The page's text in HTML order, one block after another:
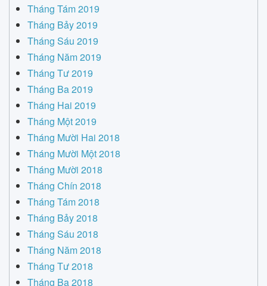
Tháng Tám 2019
Tháng Bảy 2019
Tháng Sáu 2019
Tháng Năm 2019
Tháng Tư 2019
Tháng Ba 2019
Tháng Hai 2019
Tháng Một 2019
Tháng Mười Hai 2018
Tháng Mười Một 2018
Tháng Mười 2018
Tháng Chín 2018
Tháng Tám 2018
Tháng Bảy 2018
Tháng Sáu 2018
Tháng Năm 2018
Tháng Tư 2018
Tháng Ba 2018